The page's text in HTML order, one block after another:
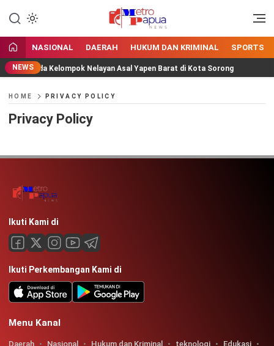
MetroPapua News
Jangan Gentar Bicara Benar
NASIONAL DAERAH HUKUM DAN KRIMINAL SPORTS
NEWS
kepada Kelompok Nelayan Asal Yapen Barat di Kota Sorong
HOME PRIVACY POLICY
Privacy Policy
Ikuti Kami di
Ikuti Perkembangan Kami di
Menu Kanal
Daerah Nasional Hukum dan Kriminal teknologi
Edukasi